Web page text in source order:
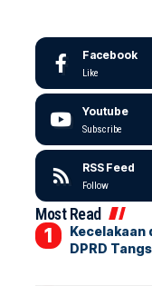
Facebook
Like
Youtube
Subscribe
RSS Feed
Follow
Most Read
Kecelakaan
DPRD